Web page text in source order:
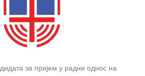
за пријем у радни однос на